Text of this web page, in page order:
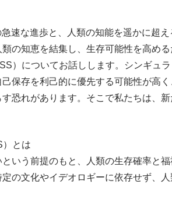
速な進歩と、人類の知能を遥かに超
の知恵を結集し、生存可能性を高め
）についてお話しします。シンギュ
保存を利己的に優先する可能性が高
恐れがあります。そこで私たちは、
）とは
いう前提のもと、人類の生存確率と
の文化やイデオロギーに依存せず、